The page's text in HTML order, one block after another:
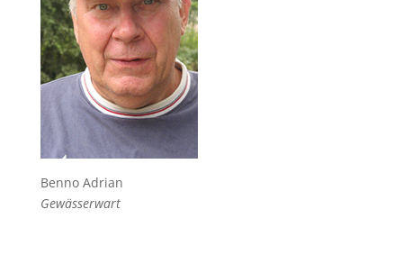
Benno Adrian
Gewässerwart